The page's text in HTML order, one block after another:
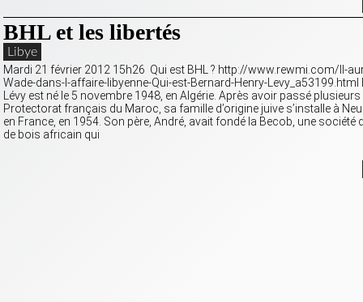
BHL et les libertés
Libye
Mardi 21 février 2012 15h26 Qui est BHL ? http://www.rewmi.com/Il-
Wade-dans-l-affaire-libyenne-Qui-est-Bernard-Henry-Levy_a53199.html
Lévy est né le 5 novembre 1948, en Algérie. Après avoir passé
Protectorat français du Maroc, sa famille d’origine juive s’installe à
en France, en 1954. Son père, André, avait fondé la Becob, une société
de bois africain qui